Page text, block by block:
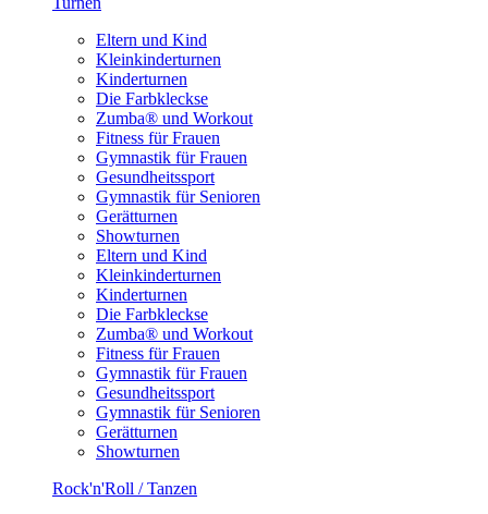
Eltern und Kind
Kleinkinderturnen
Kinderturnen
Die Farbkleckse
Zumba® und Workout
Fitness für Frauen
Gymnastik für Frauen
Gesundheitssport
Gymnastik für Senioren
Gerätturnen
Showturnen
Eltern und Kind
Kleinkinderturnen
Kinderturnen
Die Farbkleckse
Zumba® und Workout
Fitness für Frauen
Gymnastik für Frauen
Gesundheitssport
Gymnastik für Senioren
Gerätturnen
Showturnen
Rock'n'Roll / Tanzen